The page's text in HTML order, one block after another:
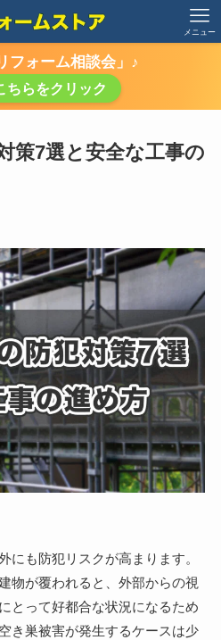
メニュー
フォーム相談会」♪
ちらをクリック
策7選と安全な工事の
にも防犯リスクが高まります。
物が覆われると、外部からの視
とって好都合な状況になるため
き巣被害が発生するケースは少